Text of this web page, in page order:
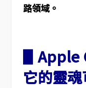
路領域。
▋Apple
它的靈